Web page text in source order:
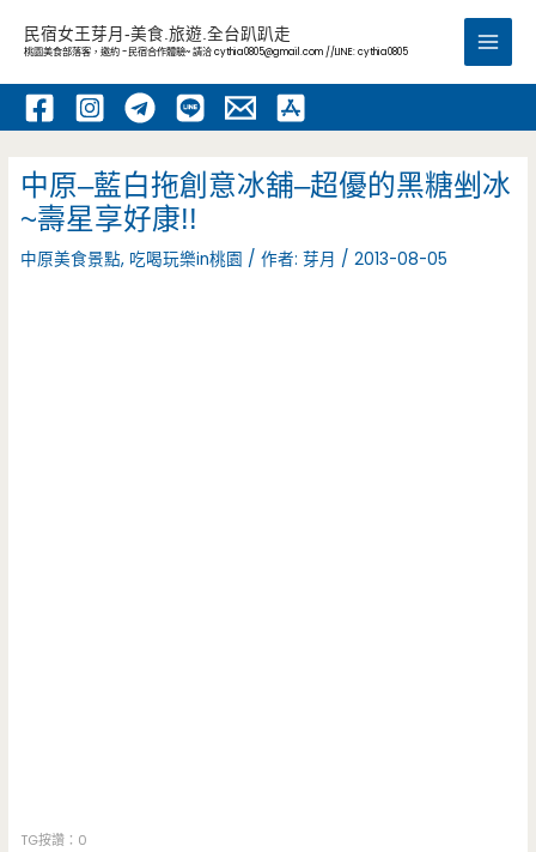
內
民宿女王芽月-美食.旅遊.全台趴趴走
桃園美食部落客，邀約 -民宿合作體驗~ 請洽cythia0805@gmail.com //LINE: cythia0805
Main
中原–藍白拖創意冰舖–超優的黑糖剉冰
~壽星享好康!!
中原美食景點, 吃喝玩樂in桃園 / 作者:芽月 /2013-08-05
TG按讚：0